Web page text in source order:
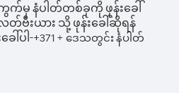
ကွက်မှ နံပါတ်တစ်ခုကို ဖုန်းခေါ်
တ်ဗီးယား သို့ ဖုန်းခေါ်ဆိုရန်
ါ်ပါ-+371+ ဒေသတွင်း နံပါတ်